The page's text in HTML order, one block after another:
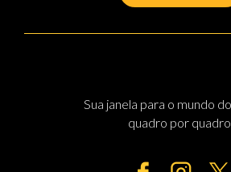
Sua janela para o mundo
quadro por quadro.